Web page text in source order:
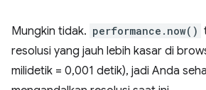
Mungkin tidak. performance.now()
resolusi yang jauh lebih kasar di
milidetik = 0,001 detik), jadi Anda